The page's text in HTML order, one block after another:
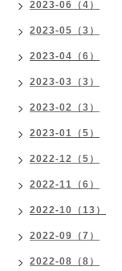
2023-06（4）
2023-05（3）
2023-04（6）
2023-03（3）
2023-02（3）
2023-01（5）
2022-12（5）
2022-11（6）
2022-10（13）
2022-09（7）
2022-08（8）